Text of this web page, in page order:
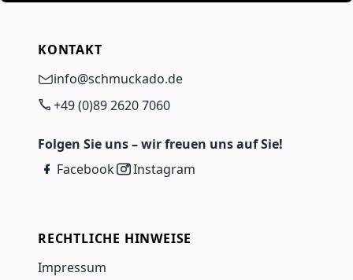
KONTAKT
info@schmuckado.de
+49 (0)89 2620 7060
Folgen Sie uns – wir freuen uns auf Sie!
Facebook
Instagram
RECHTLICHE HINWEISE
Impressum